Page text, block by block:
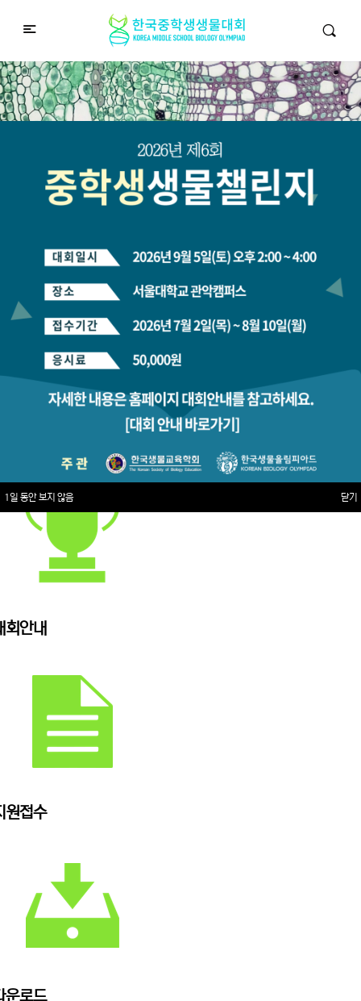
중학생생물챌린지
Middle School Korea Biology Olympiad
2026 대회 접수 안내
회안내
원접수
운로드
1일 동안 보지 않음 닫기